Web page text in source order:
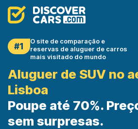
#1
O site de comparação e
reservas de aluguer de carros
mais visitado do mundo
Aluguer de SUV no
Lisboa
Poupe até 70%.
sem surpresas.